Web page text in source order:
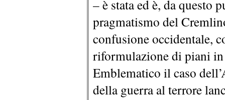
– è stata ed è, da questo
pragmatismo del
confusione occidentale,
riformulazione di piani
Emblematico il caso
della guerra al terrore